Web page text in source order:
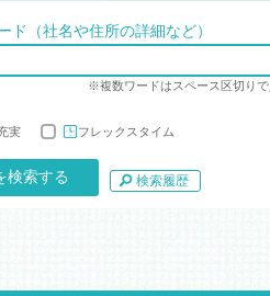
ド（社名や住所の詳細など）
※複数ワードはスペース区切りで
実 フレックスタイム
検索履歴